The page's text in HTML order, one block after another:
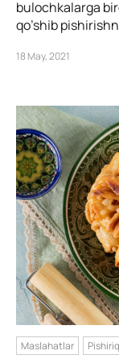
bulochkalarga
qo’shib
18 May, 2021
Maslahatlar